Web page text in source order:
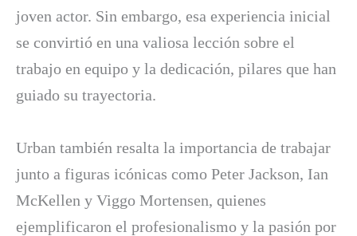
joven actor. Sin embargo, esa experiencia inicial
se convirtió en una valiosa lección sobre el
trabajo en equipo y la dedicación, pilares que han
guiado su trayectoria.
Urban también resalta la importancia de trabajar
junto a figuras icónicas como Peter Jackson, Ian
McKellen y Viggo Mortensen, quienes
ejemplificaron el profesionalismo y la pasión por